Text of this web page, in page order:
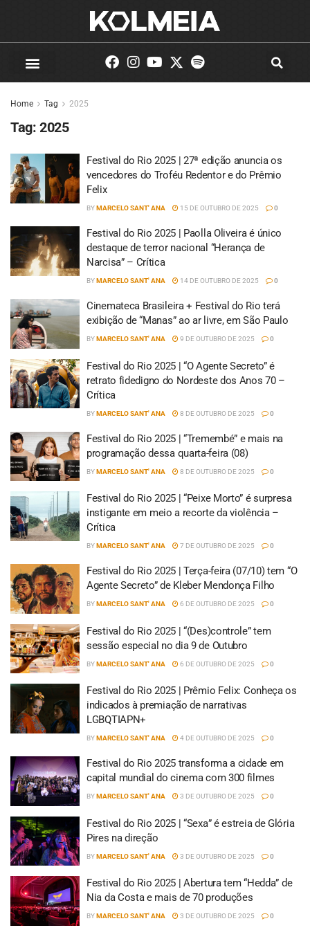
Home Tag 2025
Tag: 2025
Festival do Rio 2025 | 27ª edição anuncia os
vencedores do Troféu Redentor e do Prêmio
Felix
BYMARCELO SANT' ANA 15 DE OUTUBRO DE 2025 0
Festival do Rio 2025 | Paolla Oliveira é único
destaque de terror nacional “Herança de
Narcisa” – Crítica
BYMARCELO SANT' ANA 14 DE OUTUBRO DE 2025 0
Cinemateca Brasileira + Festival do Rio terá
exibição de “Manas” ao ar livre, em São Paulo
BYMARCELO SANT' ANA 9 DE OUTUBRO DE 2025 0
Festival do Rio 2025 | “O Agente Secreto” é
retrato fidedigno do Nordeste dos Anos 70 –
Crítica
BYMARCELO SANT' ANA 8 DE OUTUBRO DE 2025 0
Festival do Rio 2025 | “Tremembé” e mais na
programação dessa quarta-feira (08)
BYMARCELO SANT' ANA 8 DE OUTUBRO DE 2025 0
Festival do Rio 2025 | “Peixe Morto” é surpresa
instigante em meio a recorte da violência –
Crítica
BYMARCELO SANT' ANA 7 DE OUTUBRO DE 2025 0
Festival do Rio 2025 | Terça-feira (07/10) tem “O
Agente Secreto” de Kleber Mendonça Filho
BYMARCELO SANT' ANA 6 DE OUTUBRO DE 2025 0
Festival do Rio 2025 | “(Des)controle” tem
sessão especial no dia 9 de Outubro
BYMARCELO SANT' ANA 6 DE OUTUBRO DE 2025 0
Festival do Rio 2025 | Prêmio Felix: Conheça os
indicados à premiação de narrativas
LGBQTIAPN+
BYMARCELO SANT' ANA 4 DE OUTUBRO DE 2025 0
Festival do Rio 2025 transforma a cidade em
capital mundial do cinema com 300 filmes
BYMARCELO SANT' ANA 3 DE OUTUBRO DE 2025 0
Festival do Rio 2025 | “Sexa” é estreia de Glória
Pires na direção
BYMARCELO SANT' ANA 3 DE OUTUBRO DE 2025 0
Festival do Rio 2025 | Abertura tem “Hedda” de
Nia da Costa e mais de 70 produções
BYMARCELO SANT' ANA 3 DE OUTUBRO DE 2025 0